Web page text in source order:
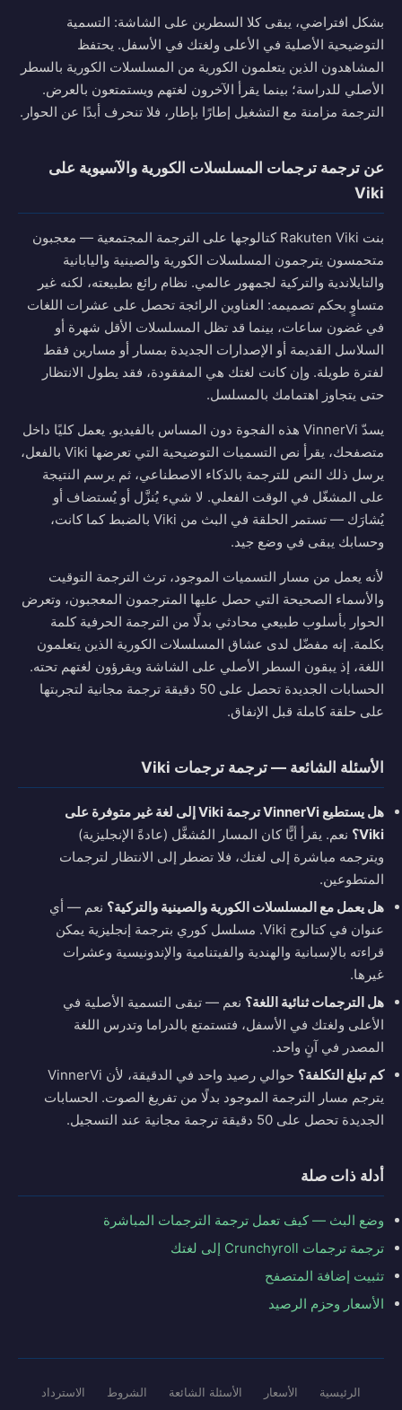
بشكل افتراضي، يبقى كلا السطرين على الشاشة: التسمية
التوضيحية الأصلية في الأعلى ولغتك في الأسفل. يحتفظ
المشاهدون الذين يتعلمون الكورية من المسلسلات الكورية بالسطر
الأصلي للدراسة؛ بينما يقرأ الآخرون لغتهم ويستمتعون بالعرض.
الترجمة مزامنة مع التشغيل إطارًا بإطار، فلا تنحرف أبدًا عن الحوار.
عن ترجمة ترجمات المسلسلات الكورية والآسيوية على
Viki
بنت Rakuten Viki كتالوجها على الترجمة المجتمعية — معجبون
متحمسون يترجمون المسلسلات الكورية والصينية واليابانية
والتايلاندية والتركية لجمهور عالمي. نظام رائع بطبيعته، لكنه غير
متساوٍ بحكم تصميمه: العناوين الرائجة تحصل على عشرات اللغات
في غضون ساعات، بينما قد تظل المسلسلات الأقل شهرة أو
السلاسل القديمة أو الإصدارات الجديدة بمسار أو مسارين فقط
لفترة طويلة. وإن كانت لغتك هي المفقودة، فقد يطول الانتظار
حتى يتجاوز اهتمامك بالمسلسل.
يسدّ VinnerVi هذه الفجوة دون المساس بالفيديو. يعمل كليًا داخل
متصفحك، يقرأ نص التسميات التوضيحية التي تعرضها Viki بالفعل،
يرسل ذلك النص للترجمة بالذكاء الاصطناعي، ثم يرسم النتيجة
على المشغّل في الوقت الفعلي. لا شيء يُنزَّل أو يُستضاف أو
يُشارَك — تستمر الحلقة في البث من Viki بالضبط كما كانت،
وحسابك يبقى في وضع جيد.
لأنه يعمل من مسار التسميات الموجود، ترث الترجمة التوقيت
والأسماء الصحيحة التي حصل عليها المترجمون المعجبون، وتعرض
الحوار بأسلوب طبيعي محادثي بدلًا من الترجمة الحرفية كلمة
بكلمة. إنه مفضّل لدى عشاق المسلسلات الكورية الذين يتعلمون
اللغة، إذ يبقون السطر الأصلي على الشاشة ويقرؤون لغتهم تحته.
الحسابات الجديدة تحصل على 50 دقيقة ترجمة مجانية لتجربتها
على حلقة كاملة قبل الإنفاق.
الأسئلة الشائعة — ترجمة ترجمات Viki
هل يستطيع VinnerVi ترجمة Viki إلى لغة غير متوفرة على
Viki؟
نعم. يقرأ أيًّا كان المسار المُشغَّل (عادةً الإنجليزية)
ويترجمه مباشرة إلى لغتك، فلا تضطر إلى الانتظار لترجمات
المتطوعين.
هل يعمل مع المسلسلات الكورية والصينية والتركية؟ نعم — أي
عنوان في كتالوج Viki. مسلسل كوري بترجمة إنجليزية يمكن
قراءته بالإسبانية والهندية والفيتنامية والإندونيسية وعشرات
غيرها.
هل الترجمات ثنائية اللغة؟ نعم — تبقى التسمية الأصلية في
الأعلى ولغتك في الأسفل، فتستمتع بالدراما وتدرس اللغة
المصدر في آنٍ واحد.
كم تبلغ التكلفة؟
حوالي رصيد واحد في الدقيقة، لأن VinnerVi
يترجم مسار الترجمة الموجود بدلًا من تفريغ الصوت. الحسابات
الجديدة تحصل على 50 دقيقة ترجمة مجانية عند التسجيل.
أدلة ذات صلة
وضع البث — كيف تعمل ترجمة الترجمات المباشرة
ترجمة ترجمات Crunchyroll إلى لغتك
تثبيت إضافة المتصفح
الأسعار وحزم الرصيد
الرئيسية الأسعار الأسئلة الشائعة الشروط
الاسترداد